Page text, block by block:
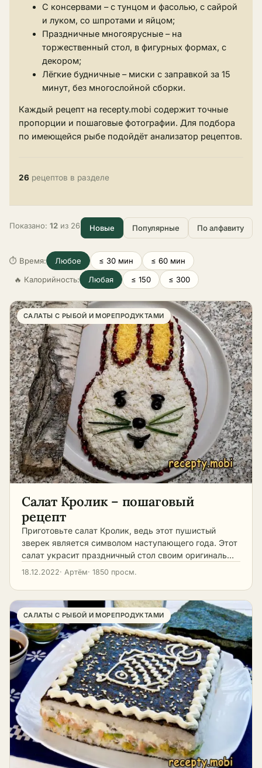
С консервами – с тунцом и фасолью, с сайрой
и луком, со шпротами и яйцом;
Праздничные многоярусные – на
торжественный стол, в фигурных формах, с
декором;
Лёгкие будничные – миски с заправкой за 15
минут, без многослойной сборки.
Каждый рецепт на recepty.mobi содержит точные
пропорции и пошаговые фотографии. Для подбора
по имеющейся рыбе подойдёт анализатор рецептов.
26 рецептов в разделе
Показано: 12 из 26 Новые Популярные По алфавиту
⏱ Время: Любое ≤ 30 мин
≤ 60 мин
🔥 Калорийность:
Любая ≤ 150 ≤ 300
САЛАТЫ С РЫБОЙ И МОРЕПРОДУКТАМИ
Салат Кролик – пошаговый
рецепт
Приготовьте салат Кролик, ведь этот пушистый
зверек является символом наступающего года. Этот
салат украсит праздничный стол своим оригиналь…
18.12.2022· Артём· 1850 просм.
САЛАТЫ С РЫБОЙ И МОРЕПРОДУКТАМИ